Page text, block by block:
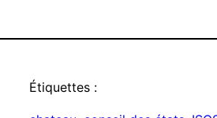
Étiquettes :